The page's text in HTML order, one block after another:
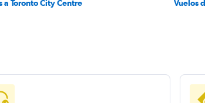
a Toronto City Centre
Vuelos